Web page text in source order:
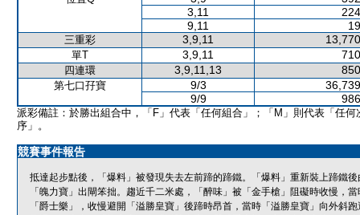
3,11
9,11
三重彩 3,9,11
單T 3,9,11
四連環 3,9,11,13
第七口孖寶 9/3
9/9
派彩備註：於勝出組合中，「F」代表「任何組合」；「M」則代表「任何
序」。
競賽事件報告
抵達起步點後，「爆料」被發現失去左前蹄的蹄鐵。「爆料」重新裝上蹄鐵
「魄力寶」出閘笨拙。趨近千二米處，「醉味」被「金手槍」阻礙時收慢，
「爵士樂」，收慢避開「溢勝皇寶」後蹄時昂首，當時「溢勝皇寶」向外斜